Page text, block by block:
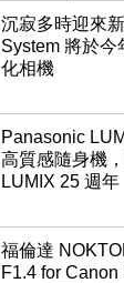
沉寂多時迎來
System 將於
化相機
Panasonic
高質感隨身機
LUMIX 25 週年
福倫達
F1.4 for